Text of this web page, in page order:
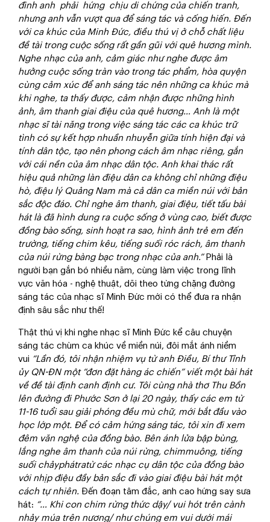
đình anh phải hứng chịu di chứng của chiến tranh,
nhưng anh vẫn vượt qua để sáng tác và cống hiến. Đến
với ca khúc của Minh Đức, điều thú vị ở chỗ chất liệu
đề tài trong cuộc sống rất gần gũi với quê hương mình.
Nghe nhạc của anh, cảm giác như nghe được âm
hưởng cuộc sống tràn vào trong tác phẩm, hòa quyện
cùng cảm xúc để anh sáng tác nên những ca khúc mà
khi nghe, ta thấy được, cảm nhận được những hình
ảnh, âm thanh giai điệu của quê hương… Anh là một
nhạc sĩ tài năng trong việc sáng tác các ca khúc trữ
tình có sự kết hợp nhuần nhuyễn giữa tính hiện đại và
tính dân tộc, tạo nên phong cách âm nhạc riêng, gắn
với cái nền của âm nhạc dân tộc. Anh khai thác rất
hiệu quả những làn điệu dân ca không chỉ những điệu
hò, điệu lý Quảng Nam mà cả dân ca miền núi với bản
sắc độc đáo. Chỉ nghe âm thanh, giai điệu, tiết tấu bài
hát là đã hình dung ra cuộc sống ở vùng cao, biết được
đồng bào sống, sinh hoạt ra sao, hình ảnh trẻ em đến
trường, tiếng chim kêu, tiếng suối róc rách, âm thanh
của núi rừng bàng bạc trong nhạc của anh.” Phải là
người bạn gắn bó nhiều năm, cùng làm việc trong lĩnh
vực văn hóa - nghệ thuật, dõi theo từng chặng đường
sáng tác của nhạc sĩ Minh Đức mới có thể đưa ra nhận
định sâu sắc như thế!
Thật thú vị khi nghe nhạc sĩ Minh Đức kể câu chuyện
sáng tác chùm ca khúc về miền núi, đôi mắt ánh niềm
vui “Lần đó, tôi nhận nhiệm vụ từ anh Điều, Bí thư Tỉnh
ủy QN-ĐN một “đơn đặt hàng ác chiến” viết một bài hát
về đề tài định canh định cư. Tôi cùng nhà thơ Thu Bồn
lên đường đi Phước Sơn ở lại 20 ngày, thấy các em từ
11-16 tuổi sau giải phóng đều mù chữ, mới bắt đầu vào
học lớp một. Để có cảm hứng sáng tác, tôi xin đi xem
đêm văn nghệ của đồng bào. Bên ánh lửa bập bùng,
lắng nghe âm thanh của núi rừng, chimmuông, tiếng
suối chảyphátratừ các nhạc cụ dân tộc của đồng bào
với nhịp điệu đầy bản sắc đi vào giai điệu bài hát một
cách tự nhiên. Đến đoạn tâm đắc, anh cao hứng say sưa
hát: “… Khi con chim rừng thức dậy/ vui hót trên cành
nhảy múa trên nương/ như chúng em vui dưới mái